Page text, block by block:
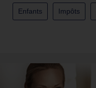
Enfants Impôts